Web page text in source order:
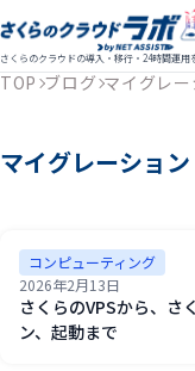
さくらのクラウドの導入・移行・24時間運用
TOP ブログ マイグレー
マイグレーション
コンピューティング
2026年2月13日
さくらのVPSから、さ
ン、起動まで